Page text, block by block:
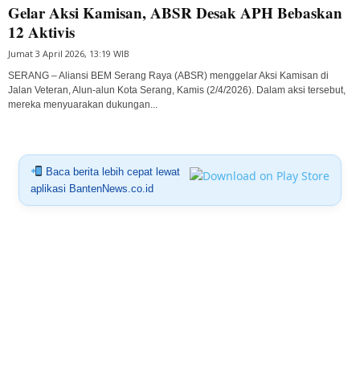
Gelar Aksi Kamisan, ABSR Desak APH Bebaskan
12 Aktivis
Jumat 3 April 2026, 13:19 WIB
SERANG – Aliansi BEM Serang Raya (ABSR) menggelar Aksi Kamisan di
Jalan Veteran, Alun-alun Kota Serang, Kamis (2/4/2026). Dalam aksi tersebut,
mereka menyuarakan dukungan...
Baca berita lebih cepat lewat
aplikasi BantenNews.co.id